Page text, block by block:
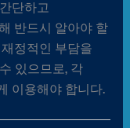
단하고
반드시 알아야 할
정적인 부담을
있으므로, 각
이용해야 합니다.